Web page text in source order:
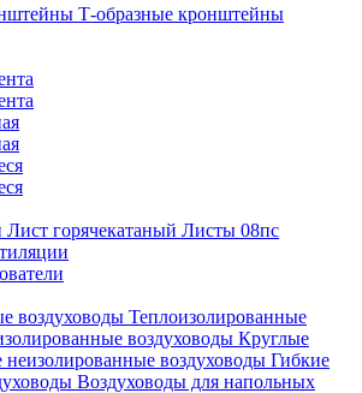
Т-образные кронштейны
Лист горячекатаный Листы 08пс
воздуховоды Теплоизолированные
воздуховоды Круглые
неизолированные воздуховоды Гибкие
Воздуховоды для напольных